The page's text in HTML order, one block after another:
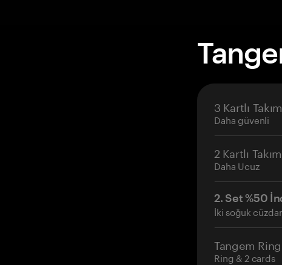
3 Kartlı
Daha güvenli
2 Kartlı Takım
Daha Ucuz
2. Set %50
İki soğuk
Tangem Ring
Ring & 2 cards